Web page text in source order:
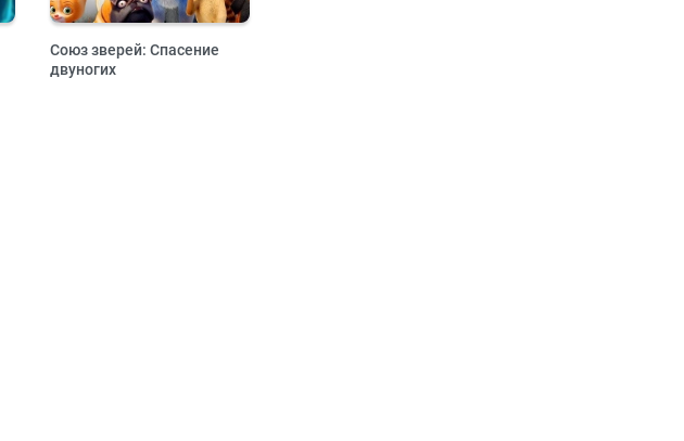
Союз зверей: Спасение
двуногих